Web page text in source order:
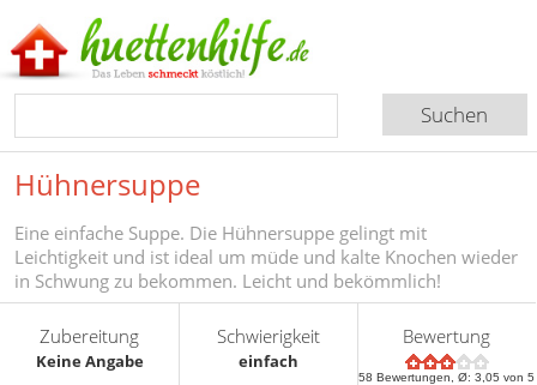
Hühnersuppe
Eine einfache Suppe. Die Hühnersuppe gelingt mit
Leichtigkeit und ist ideal um müde und kalte Knochen wieder
in Schwung zu bekommen. Leicht und bekömmlich!
Zubereitung
Keine Angabe
Schwierigkeit
einfach
Bewertung
58 Bewertungen, Ø:3,05 von 5